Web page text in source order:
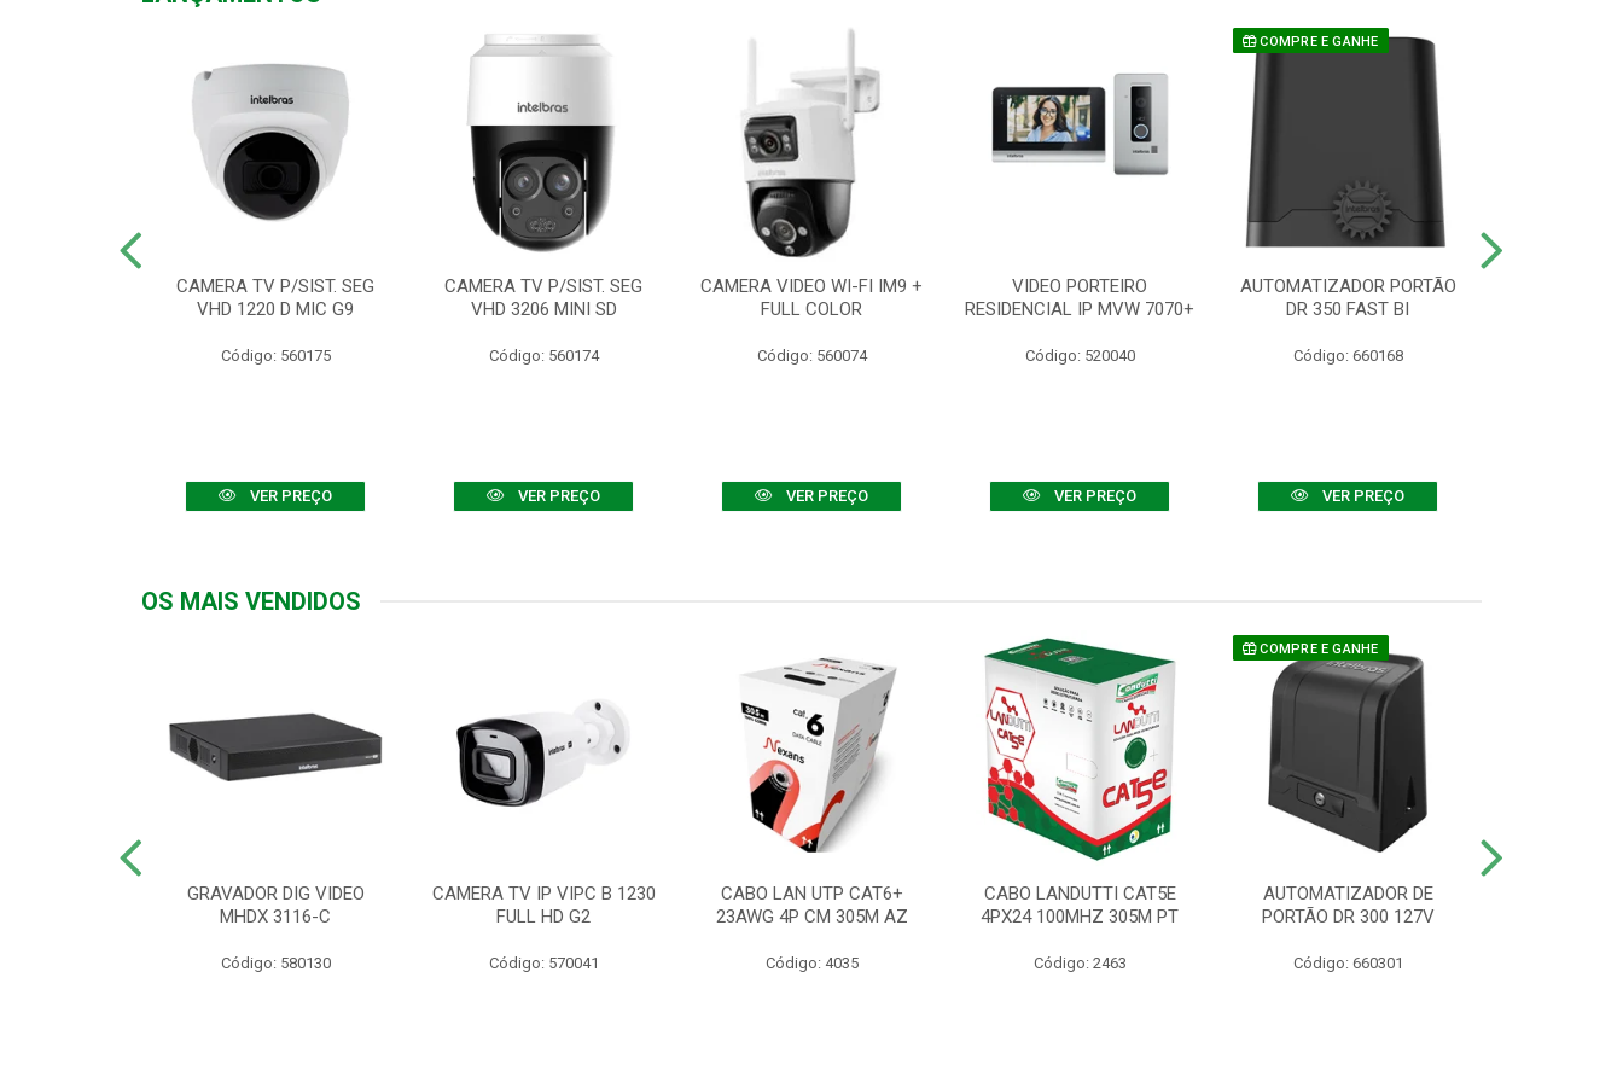
CAMERA TV P/SIST. SEG
VHD 1220 D MIC G9
Código: 560175
VER PREÇO
CAMERA TV P/SIST. SEG
VHD 3206 MINI SD
Código: 560174
VER PREÇO
CAMERA VIDEO WI-FI IM9 +
FULL COLOR
Código: 560074
VER PREÇO
VIDEO PORTEIRO
RESIDENCIAL IP MVW 7070+
Código: 520040
VER PREÇO
COMPRE E GANHE
AUTOMATIZADOR PORTÃO
DR 350 FAST BI
Código: 660168
VER PREÇO
OS MAIS VENDIDOS
GRAVADOR DIG VIDEO
MHDX 3116-C
Código: 580130
CAMERA TV IP VIPC B 1230
FULL HD G2
Código: 570041
CABO LAN UTP CAT6+
23AWG 4P CM 305M AZ
Código: 4035
CABO LANDUTTI CAT5E
4PX24 100MHZ 305M PT
Código: 2463
COMPRE E GANHE
AUTOMATIZADOR DE
PORTÃO DR 300 127V
Código: 660301